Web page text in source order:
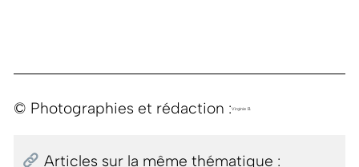
© Photographies et rédaction :Virginie B.
Articles sur la même thématique :